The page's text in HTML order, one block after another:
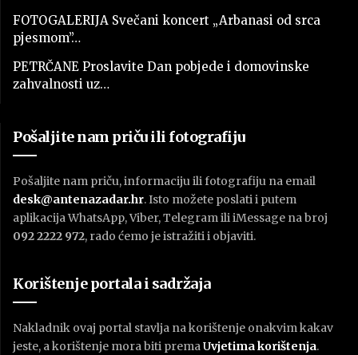
FOTOGALERIJA Svečani koncert „Arbanasi od srca
pjesmom”…
PETRČANE Proslavite Dan pobjede i domovinske
zahvalnosti uz…
Pošaljite nam priču ili fotografiju
Pošaljite nam priču, informaciju ili fotografiju na email
desk@antenazadar.hr. Isto možete poslati i putem
aplikacija WhatsApp, Viber, Telegram ili iMessage na broj
092 2222 972, rado ćemo je istražiti i objaviti.
Korištenje portala i sadržaja
Nakladnik ovaj portal stavlja na korištenje onakvim kakav
jeste, a korištenje mora biti premaUvjetima korištenja.